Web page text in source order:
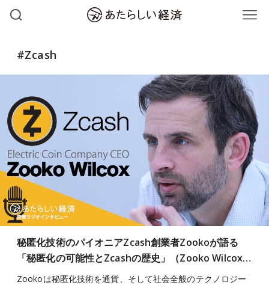
#Zcash
秘匿化技術のパイオニアZcash創業者Zookoが語る
「秘匿化の可能性とZcashの歴史」（Zooko Wilcox…
Zookoは秘匿化技術を通貨、そして社会全般のテクノロジー